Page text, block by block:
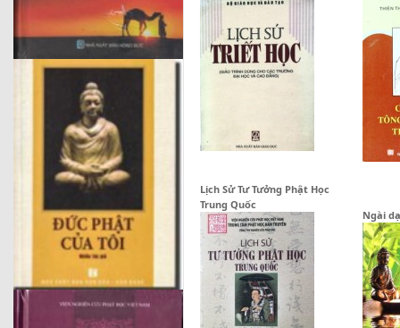
Lịch Sử Tư Tưởng Phật Học
Trung Quốc
Ngài